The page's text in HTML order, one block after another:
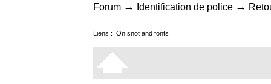
Forum → Identification de police →
Liens : On snot and fonts